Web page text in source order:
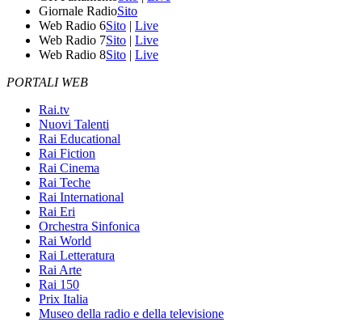
Giornale RadioSito
Web Radio 6Sito | Live
Web Radio 7Sito | Live
Web Radio 8Sito | Live
PORTALI WEB
Rai.tv
Nuovi Talenti
Rai Educational
Rai Fiction
Rai Cinema
Rai Teche
Rai International
Rai Eri
Orchestra Sinfonica
Rai World
Rai Letteratura
Rai Arte
Rai 150
Prix Italia
Museo della radio e della televisione